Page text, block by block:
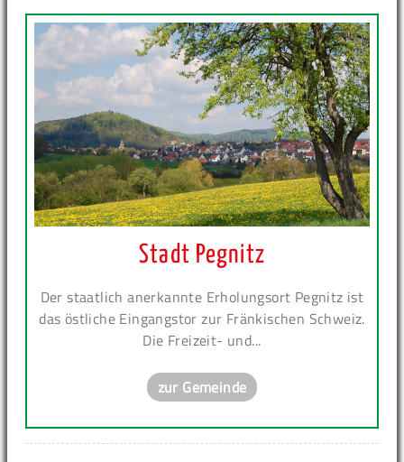
Stadt Pegnitz
Der staatlich anerkannte Erholungsort Pegnitz ist
das östliche Eingangstor zur Fränkischen Schweiz.
Die Freizeit- und...
zur Gemeinde